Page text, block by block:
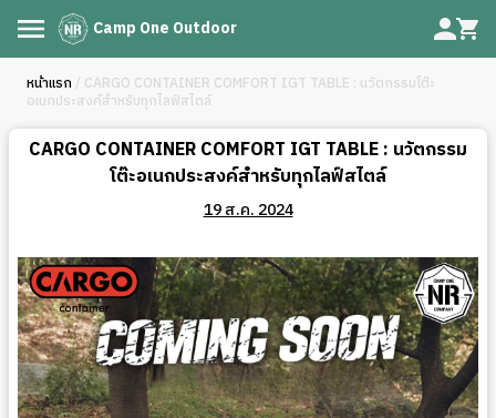
Camp One Outdoor
หน้าแรก / CARGO CONTAINER COMFORT IGT TABLE : นวัตกรรมโต๊ะ
อเนกประสงค์สำหรับทุกไลฟ์สไตล์
CARGO CONTAINER COMFORT IGT TABLE : นวัตกรรม
โต๊ะอเนกประสงค์สำหรับทุกไลฟ์สไตล์
19 ส.ค. 2024